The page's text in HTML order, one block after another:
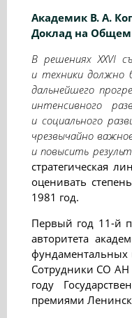
Академик В. А.
Доклад на Общем
В решениях XXVI
и техники должно
дальнейшего
интенсивного
и социального
чрезвычайно
и повысить
стратегическая
оценивать
1981 год.
Первый год 11-й
авторитета
фундаментальных
Сотрудники СО АН
году
премиями